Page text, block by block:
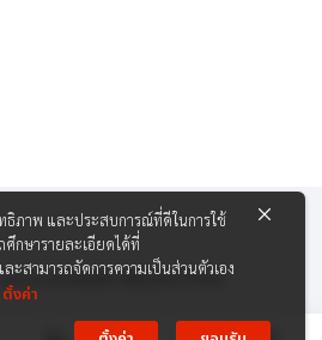
าม เคาเซิลลิ่ง เซ็นเตอร์ จำกัด
ธิภาพ และประสบการณ์ที่ดีในการใช้
กษารายละเอียดได้ที่
ละสามารถจัดการความเป็นส่วนตัวเอง
ตั้งค่า